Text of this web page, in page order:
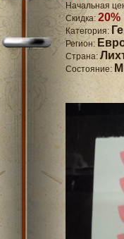
Начальная
Скидка: 20%
Категория:
Регион:
Страна:
Состояние: